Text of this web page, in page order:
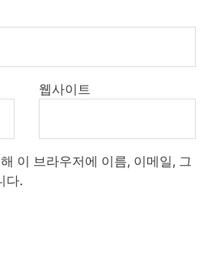
웹사이트
이 브라우저에 이름, 이메일, 그
다.